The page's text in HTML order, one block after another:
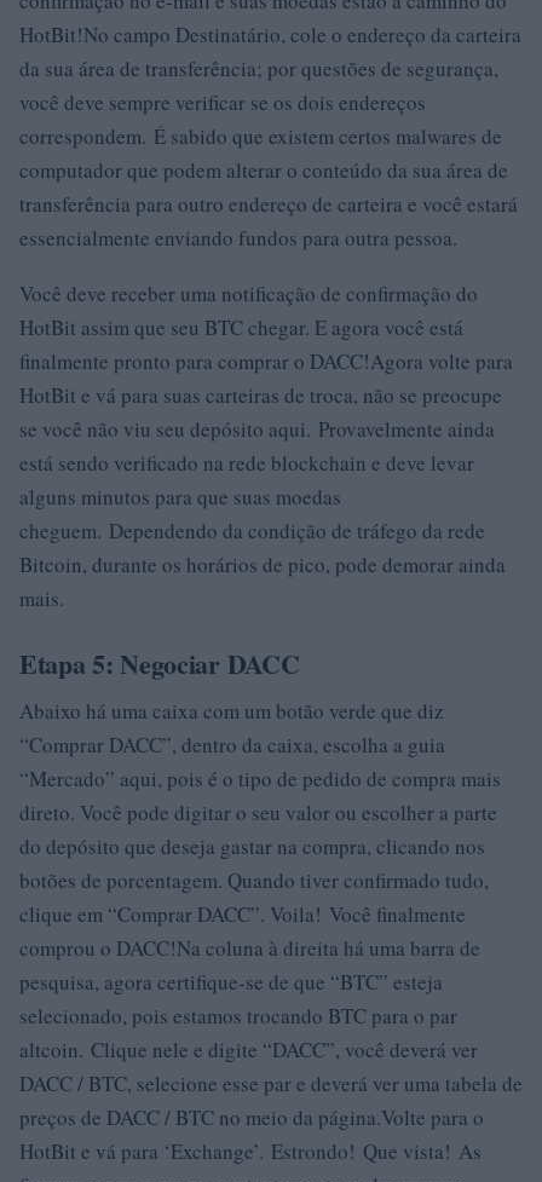
HotBit!No campo Destinatário, cole o endereço da carteira
da sua área de transferência; por questões de segurança,
você deve sempre verificar se os dois endereços
correspondem. É sabido que existem certos malwares de
computador que podem alterar o conteúdo da sua área de
transferência para outro endereço de carteira e você estará
essencialmente enviando fundos para outra pessoa.
Você deve receber uma notificação de confirmação do
HotBit assim que seu BTC chegar. E agora você está
finalmente pronto para comprar o DACC!Agora volte para
HotBit e vá para suas carteiras de troca, não se preocupe
se você não viu seu depósito aqui. Provavelmente ainda
está sendo verificado na rede blockchain e deve levar
alguns minutos para que suas moedas
cheguem. Dependendo da condição de tráfego da rede
Bitcoin, durante os horários de pico, pode demorar ainda
mais.
Etapa 5: Negociar DACC
Abaixo há uma caixa com um botão verde que diz
“Comprar DACC”, dentro da caixa, escolha a guia
“Mercado” aqui, pois é o tipo de pedido de compra mais
direto. Você pode digitar o seu valor ou escolher a parte
do depósito que deseja gastar na compra, clicando nos
botões de porcentagem. Quando tiver confirmado tudo,
clique em “Comprar DACC”. Voila! Você finalmente
comprou o DACC!Na coluna à direita há uma barra de
pesquisa, agora certifique-se de que “BTC” esteja
selecionado, pois estamos trocando BTC para o par
altcoin. Clique nele e digite “DACC”, você deverá ver
DACC / BTC, selecione esse par e deverá ver uma tabela de
preços de DACC / BTC no meio da página.Volte para o
HotBit e vá para ‘Exchange’. Estrondo! Que vista! As